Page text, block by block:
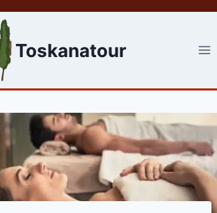
Toskanatour